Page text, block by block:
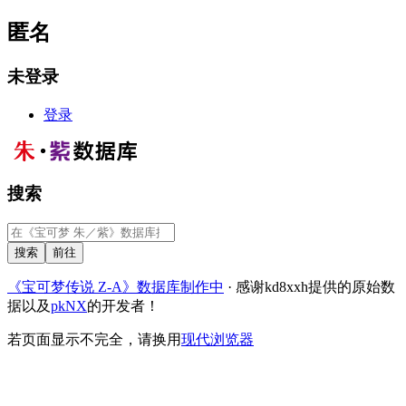
匿名
未登录
登录
搜索
《宝可梦传说 Z-A》数据库制作中 · 感谢kd8xxh提供的原始数
据以及pkNX的开发者！
若页面显示不完全，请换用现代浏览器